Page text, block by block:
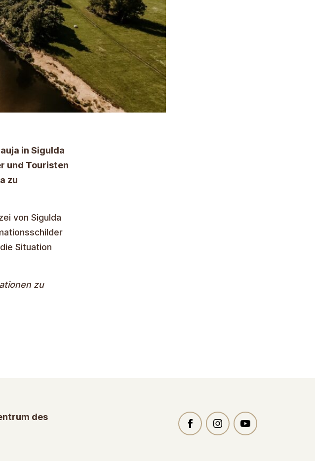
in Sigulda
und Touristen
zu
von Sigulda
Situation
zu
des